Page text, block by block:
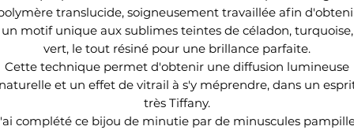
translucide, soigneusement travaillée afin
un motif unique aux sublimes teintes de céladon, turquoise,
vert, le tout résiné pour une brillance parfaite.
Cette technique permet d'obtenir une diffusion lumineuse
et un effet de vitrail à s'y méprendre, dans un
très Tiffany.
complété ce bijou de minutie par de minuscules